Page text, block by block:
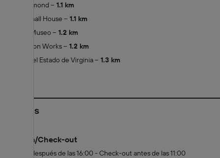
Hotel Richmond
1.1 km
John Marshall House
1.1 km
Valentine Museo
1.2 km
Tredegar Iron Works
1.2 km
Capitolio del Estado de Virginia
1.3 km
Políticas
Check-in/Check-out
Check-in después de las 16:00 - Check-out antes de las 11:00